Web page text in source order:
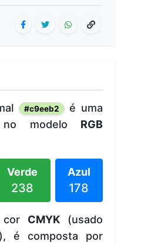
#c9eeb2
é uma
no modelo RGB
Verde
238
Azul
178
cor CMYK(usado
é composta por